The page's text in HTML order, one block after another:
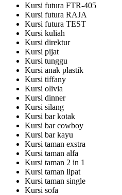
Kursi futura FTR-405
Kursi futura RAJA
Kursi futura TEST
Kursi kuliah
Kursi direktur
Kursi pijat
Kursi tunggu
Kursi anak plastik
Kursi tiffany
Kursi olivia
Kursi dinner
Kursi silang
Kursi bar kotak
Kursi bar cowboy
Kursi bar kayu
Kursi taman exstra
Kursi taman alfa
Kursi taman 2 in 1
Kursi taman lipat
Kursi taman single
Kursi sofa